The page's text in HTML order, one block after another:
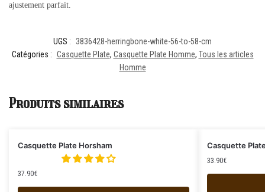
ajustement parfait.
UGS :
3836428-herringbone-white-56-to-58-cm
Catégories : Casquette Plate, Casquette Plate Homme, Tous les articles
Homme
Produits similaires
Casquette Plate Horsham
37.90€
Casquette
33.90€